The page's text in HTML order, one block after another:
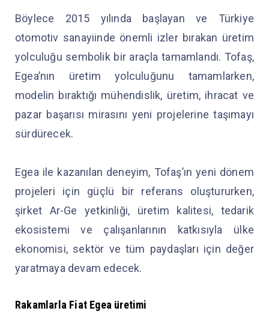
Böylece 2015 yılında başlayan ve Türkiye
otomotiv sanayiinde önemli izler bırakan üretim
yolculuğu sembolik bir araçla tamamlandı. Tofaş,
Egea’nın üretim yolculuğunu tamamlarken,
modelin bıraktığı mühendislik, üretim, ihracat ve
pazar başarısı mirasını yeni projelerine taşımayı
sürdürecek.
Egea ile kazanılan deneyim, Tofaş’ın yeni dönem
projeleri için güçlü bir referans oluştururken,
şirket Ar-Ge yetkinliği, üretim kalitesi, tedarik
ekosistemi ve çalışanlarının katkısıyla ülke
ekonomisi, sektör ve tüm paydaşları için değer
yaratmaya devam edecek.
Rakamlarla Fiat Egea üretimi